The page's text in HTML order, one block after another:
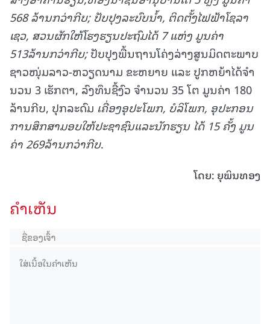
568 ລ້ານກວ່າກີບ; ປັບປຸງລະບົບນໍ້າ, ຕິດຕັ້ງໄຟຟ້າໂຊລາ
ເຊວ, ສວນຜັກໃຫ້ໂຮງຮຽນປະຖົມໄດ້ 7ແຫ່ງ ມູນຄ່າ
513ລ້ານກວ່າກີບ;ປັບປຸງພື້ນຖານໂຄ່ງລ່າງສູນມິດຕະພາບ
ຊາວໜຸ່ມລາວ-ຫວຽດນາມ ຂະຫຍາຍ ແລະ ປູກຫຍ້າໄດ້ຈໍາ
ນວນ 3 ເຮັກຕາ, ລົງທຶນຊື້ງົວ ຈໍານວນ 35 ໂຕ ມູນຄ່າ 180
ລ້ານກີບ, ປຸກລະດົມ ເຄື່ອງອຸປະໂພກ, ບໍລິໂພກ, ອຸປະກອນ
ການສຶກສາມອບໃຫ້ປະຊາຊົນແລະນັກຮຽນ ໄດ້ 15ຄັ້ງ ມູນ
ຄ່າ 269ລ້ານກວ່າກີບ.
ໂດຍ: ຍຸພິນທອງ
ຄໍາເຫັນ